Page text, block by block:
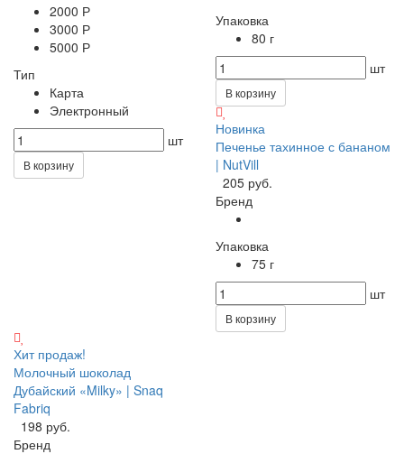
2000 Р
3000 Р
5000 Р
Тип
Карта
Электронный
шт
В корзину
Упаковка
80 г
шт
В корзину
Новинка
Печенье тахинное с бананом
| NutVill
205 руб.
Бренд
Упаковка
75 г
шт
В корзину
Хит продаж!
Молочный шоколад
Дубайский «Milky» | Snaq
Fabriq
198 руб.
Бренд